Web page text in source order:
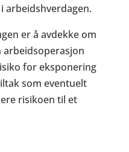
arbeidshverdagen.
er å avdekke om
for eksponering
som eventuelt
risikoen til et